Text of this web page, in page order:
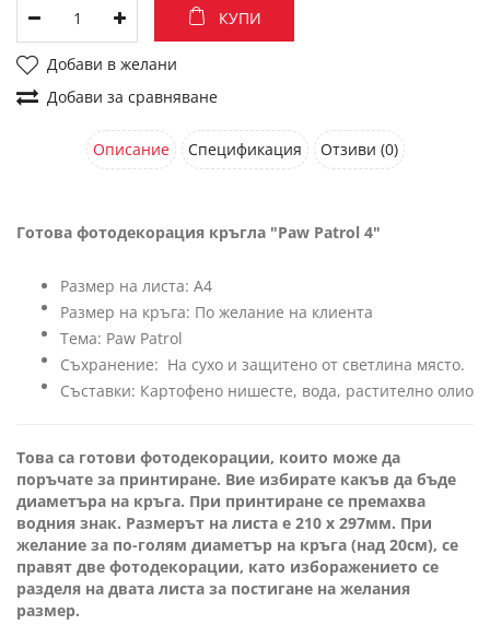
КУПИ
Добави в желани
Добави за сравняване
Описание Спецификация Отзиви (0)
Готова фотодекорация кръгла "Paw Patrol 4"
Размер на листа: А4
Размер на кръга: По желание на клиента
Тема: Paw Patrol
Съхранение: На сухо и защитено от светлина място.
Съставки: Картофено нишесте, вода, растително олио
Това са готови фотодекорации, които може да
поръчате за принтиране. Вие избирате какъв да бъде
диаметъра на кръга. При принтиране се премахва
водния знак. Размерът на листа е 210 x 297мм. При
желание за по-голям диаметър на кръга (над 20см), се
правят две фотодекорации, като изборажението се
разделя на двата листа за постигане на желания
размер.